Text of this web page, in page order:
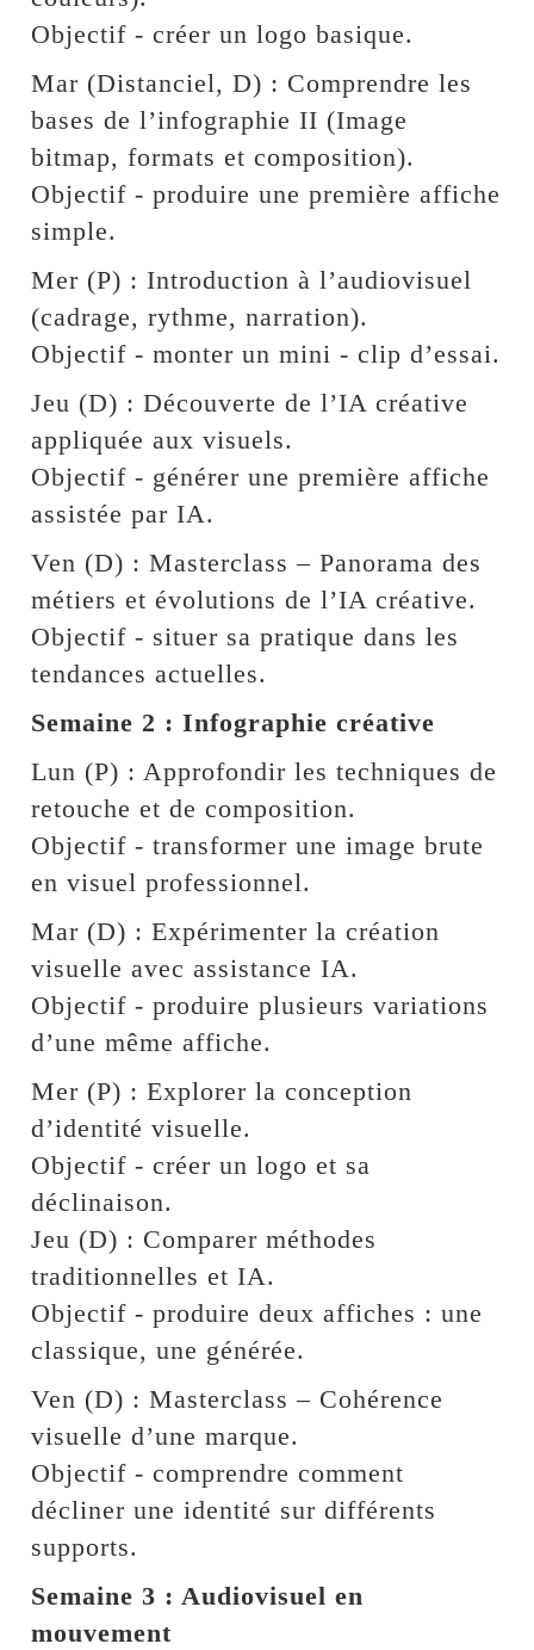
Objectif - créer un logo basique.
Mar (Distanciel, D) : Comprendre les
bases de l’infographie II (Image
bitmap, formats et composition).
Objectif - produire une première affiche
simple.
Mer (P) : Introduction à l’audiovisuel
(cadrage, rythme, narration).
Objectif - monter un mini - clip d’essai.
Jeu (D) : Découverte de l’IA créative
appliquée aux visuels.
Objectif - générer une première affiche
assistée par IA.
Ven (D) : Masterclass – Panorama des
métiers et évolutions de l’IA créative.
Objectif - situer sa pratique dans les
tendances actuelles.
Semaine 2 : Infographie créative
Lun (P) : Approfondir les techniques de
retouche et de composition.
Objectif - transformer une image brute
en visuel professionnel.
Mar (D) : Expérimenter la création
visuelle avec assistance IA.
Objectif - produire plusieurs variations
d’une même affiche.
Mer (P) : Explorer la conception
d’identité visuelle.
Objectif - créer un logo et sa
déclinaison.
Jeu (D) : Comparer méthodes
traditionnelles et IA.
Objectif - produire deux affiches : une
classique, une générée.
Ven (D) : Masterclass – Cohérence
visuelle d’une marque.
Objectif - comprendre comment
décliner une identité sur différents
supports.
Semaine 3 : Audiovisuel en
mouvement